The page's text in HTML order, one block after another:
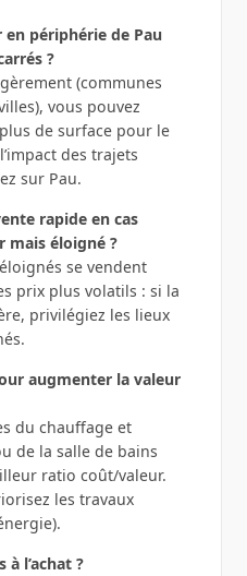
en périphérie de Pau
?
(communes
vous pouvez
de surface pour le
des trajets
sur Pau.
rapide en cas
mais éloigné ?
se vendent
prix plus volatils : si la
privilégiez les lieux
augmenter la valeur
du chauffage et
de la salle de bains
ratio coût/valeur.
les travaux
l’achat ?